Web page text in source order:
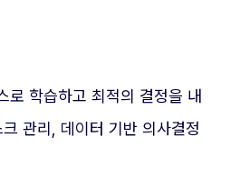
학습하고 최적의 결정을 내
관리, 데이터 기반 의사결정